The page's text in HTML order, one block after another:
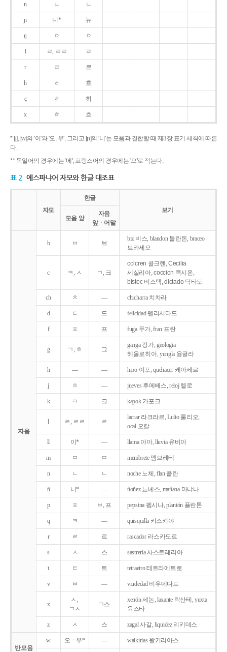
n ㄴ ㄴ
ɲ 니* 뉴
ŋ ㅇ ㅇ
l ㄹ, ㄹㄹ ㄹ
r ㄹ 르
h ㅎ 흐
ç ㅎ 히
x ㅎ 흐
* [j], [w]의 '이'와 '오, 우', 그리고 [ɲ]의 '니'는 모음과 결합할 때 제3장 표기 세칙에 따른
다.
** 독일어의 경우에는 '에', 프랑스어의 경우에는 '으'로 적는다.
표 2 에스파냐어 자모와 한글 대조표
자모
한글
보기
모음 앞
자음
앞ㆍ어말
자음
b ㅂ 브
biz 비스, blandon 블란돈, braceo
브라세오
c ㅋ, ㅅ ㄱ, 크
colcren 콜크렌, Cecilia
세실리아, coccion 콕시온,
bistec 비스텍, dictado 딕타도
ch ㅊ ― chicharra 치차라
d ㄷ 드 felicidad 펠리시다드
f ㅍ 프 fuga 푸가, fran 프란
g ㄱ, ㅎ 그
ganga 강가, geologia
헤올로히아, yungla 융글라
h ― ― hipo 이포, quehacer 케아세르
j ㅎ ― jueves 후에베스, reloj 렐로
k ㅋ 크 kapok 카포크
l ㄹ, ㄹㄹ ㄹ
lacrar 라크라르, Lulio 룰리오,
ocal 오칼
ll 이* ― llama 야마, lluvia 유비아
m ㅁ ㅁ membrete 멤브레테
n ㄴ ㄴ noche 노체, flan 플란
ñ 니* ― ñoñez 뇨녜스, mañana 마냐나
p ㅍ ㅂ, 프 pepsina 펩시나, plantón 플란톤
q ㅋ ― quisquilla 키스키야
r ㄹ 르 rascador 라스카도르
s ㅅ 스 sastreria 사스트레리아
t ㅌ 트 tetraetro 테트라에트로
v ㅂ ― viudedad 비우데다드
x
ㅅ,
ㄱㅅ
ㄱ스
xenón 세논, laxante 락산테, yuxta
육스타
z ㅅ 스 zagal 사갈, liquidez 리키데스
반모음
w 오ㆍ우* ― walkirias 왈키리아스